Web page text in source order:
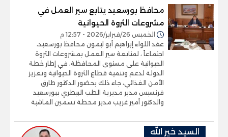
محافظ بورسعيد يتابع سير العمل في
مشروعات الثروة الحيوانية
الخميس 26/فبراير/2026 - 12:57 م
عقد اللواء إبراهيم أبو ليمون محافظ بورسعيد،
اجتماعٱ ، لمتابعة سير العمل بمشروعات الثروة
الحيوانية على مستوى المحافظة، في إطار خطة
الدولة لدعم وتنمية قطاع الثروة الحيوانية وتعزيز
الأمن الغذائي، جاء ذلك بحضور الدكتور طارق
فرنسيس مدير مديرية الطب البيطري ببورسعيد
والدكتور أمير غريب مدير محطة تسمين الماشية
السيد خير الله